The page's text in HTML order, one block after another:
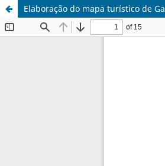
Elaboração do mapa turístico de